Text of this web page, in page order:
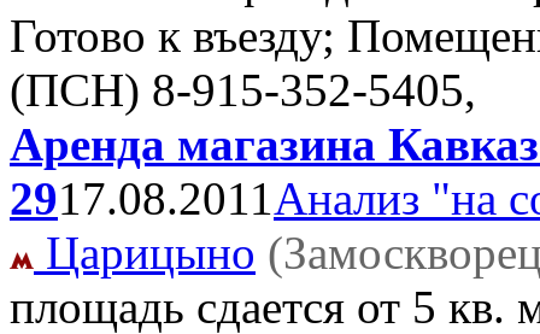
Готово к въезду;
(ПСН) 8-915-352-5405,
Аренда магазина
2917.08.2011Анализ "на
Царицыно
площадь сдается от 5